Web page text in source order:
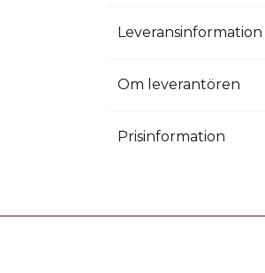
gästrummet.
Skapa en harmonisk
stil.
Setet innehåller:
Leveransinformation
Om leverantören
Prisinformation